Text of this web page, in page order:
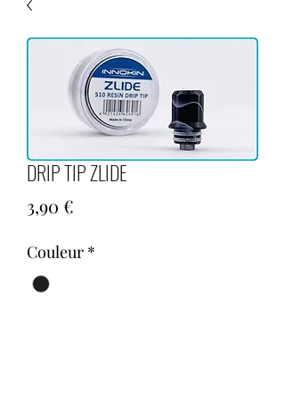
DRIP TIP ZLIDE
3,90 €
Couleur *